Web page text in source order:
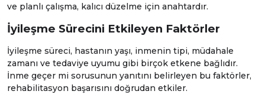
ve planlı çalışma, kalıcı düzelme için anahtardır.
İyileşme Sürecini Etkileyen Faktörler
İyileşme süreci, hastanın yaşı, inmenin tipi, müdahale
zamanı ve tedaviye uyumu gibi birçok etkene bağlıdır.
İnme geçer mi sorusunun yanıtını belirleyen bu faktörler,
rehabilitasyon başarısını doğrudan etkiler.